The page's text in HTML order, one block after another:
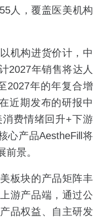
人，覆盖医美机构
机构进货价计，中
2027年销售将达人
2027年的年复合增
近期发布的研报中
费情绪回升+下游
心产品AestheFill将
景。
板块的产品矩阵丰
游产品端，通过公
品权益、自主研发